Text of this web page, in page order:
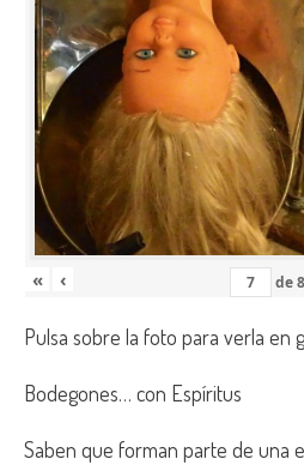
« ‹ de8
Pulsa sobre la foto para verla en
Bodegones… con Espíritus
Saben que forman parte de una